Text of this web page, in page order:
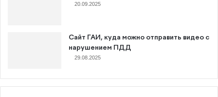
20.09.2025
Сайт ГАИ, куда можно отправить видео с
нарушением ПДД
29.08.2025